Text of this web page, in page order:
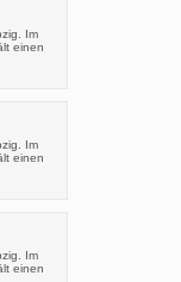
Im
einen
Im
einen
Im
einen